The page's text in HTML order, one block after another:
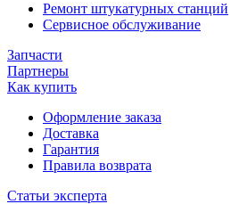
Ремонт штукатурных станций
Сервисное обслуживание
Запчасти
Партнеры
Как купить
Оформление заказа
Доставка
Гарантия
Правила возврата
Статьи эксперта